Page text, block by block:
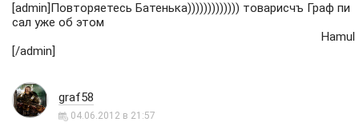
[admin]Повторяетесь Батенька))))))))))))) товарисчъ Граф пи
сал уже об этом
Hamul
[/admin]
graf58
04.06.2012 в 21:57